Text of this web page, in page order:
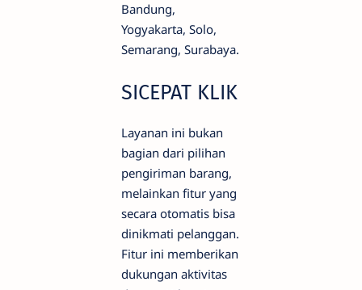
Bandung,
Yogyakarta, Solo,
Semarang, Surabaya.
SICEPAT KLIK
Layanan ini bukan
bagian dari pilihan
pengiriman barang,
melainkan fitur yang
secara otomatis bisa
dinikmati pelanggan.
Fitur ini memberikan
dukungan aktivitas